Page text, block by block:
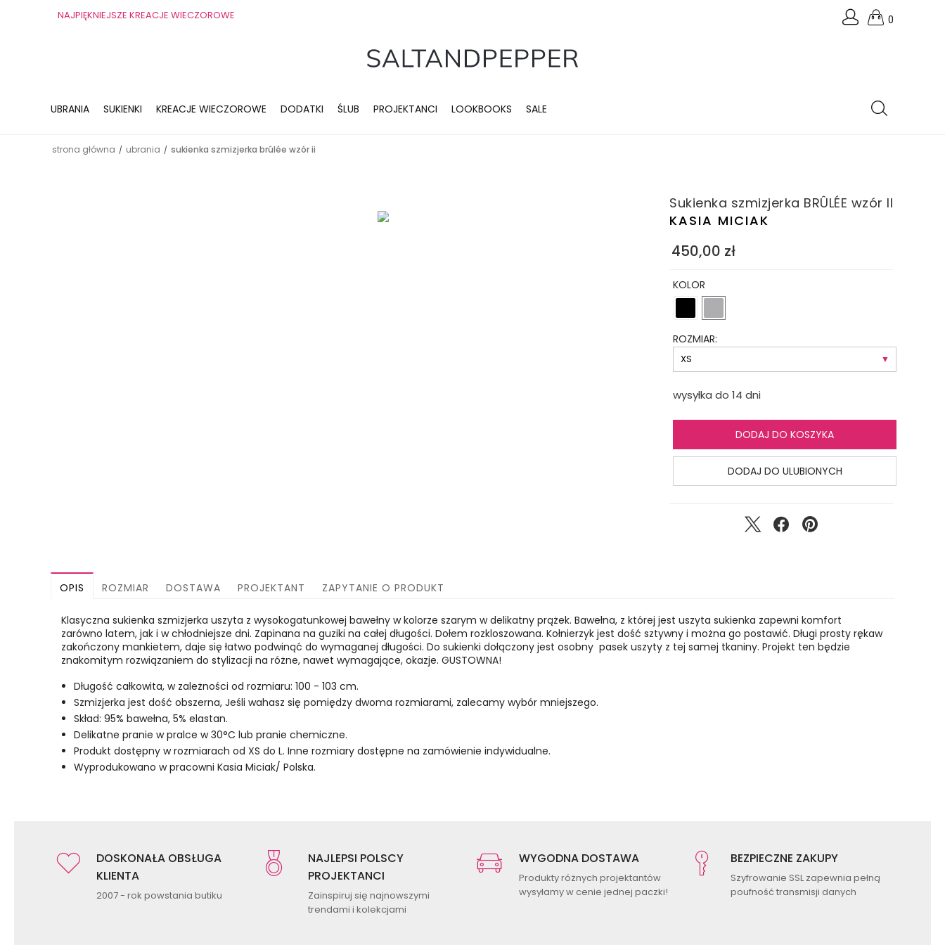
NAJPIĘKNIEJSZE KREACJE WIECZOROWE 0
UBRANIA SUKIENKI KREACJE WIECZOROWE DODATKI ŚLUB PROJEKTANCI LOOKBOOKS SALE
strona główna / ubrania / sukienka szmizjerka brûlée wzór ii
Sukienka szmizjerka BRÛLÉE wzór II
KASIA MICIAK
450,00 zł
KOLOR
ROZMIAR:
wysyłka do 14 dni
DODAJ DO KOSZYKA
DODAJ DO ULUBIONYCH
OPIS ROZMIAR DOSTAWA PROJEKTANT ZAPYTANIE O PRODUKT
Klasyczna sukienka szmizjerka uszyta z wysokogatunkowej bawełny w kolorze szarym w delikatny prążek. Bawełna, z której jest uszyta sukienka zapewni komfort
zarówno latem, jak i w chłodniejsze dni. Zapinana na guziki na całej długości. Dołem rozkloszowana. Kołnierzyk jest dość sztywny i można go postawić. Długi prosty rękaw
zakończony mankietem, daje się łatwo podwinąć do wymaganej długości. Do sukienki dołączony jest osobny pasek uszyty z tej samej tkaniny. Projekt ten będzie
znakomitym rozwiązaniem do stylizacji na różne, nawet wymagające, okazje. GUSTOWNA!
Długość całkowita, w zależności od rozmiaru: 100 - 103 cm.
Szmizjerka jest dość obszerna, Jeśli wahasz się pomiędzy dwoma rozmiarami, zalecamy wybór mniejszego.
Skład: 95% bawełna, 5% elastan.
Delikatne pranie w pralce w 30°C lub pranie chemiczne.
Produkt dostępny w rozmiarach od XS do L. Inne rozmiary dostępne na zamówienie indywidualne.
Wyprodukowano w pracowni Kasia Miciak/ Polska.
DOSKONAŁA OBSŁUGA
KLIENTA
2007 - rok powstania butiku
NAJLEPSI POLSCY
PROJEKTANCI
Zainspiruj się najnowszymi
trendami i kolekcjami
WYGODNA DOSTAWA
Produkty różnych projektantów
wysyłamy w cenie jednej paczki!
BEZPIECZNE ZAKUPY
Szyfrowanie SSL zapewnia pełną
poufność transmisji danych